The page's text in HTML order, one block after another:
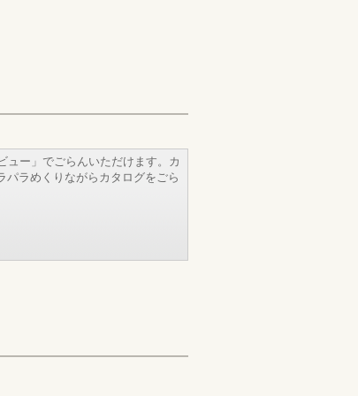
ュー」でごらんいただけます。カ
パラめくりながらカタログをごら